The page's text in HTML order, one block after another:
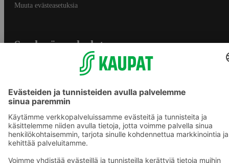
Muuta evästeasetuksia
S-ryhmän palvelut
Yhteishyvä Ruoka -sovellus
S-ostoslista -sovellus
Prisma.fi
Sokos.fi
S-Pankki